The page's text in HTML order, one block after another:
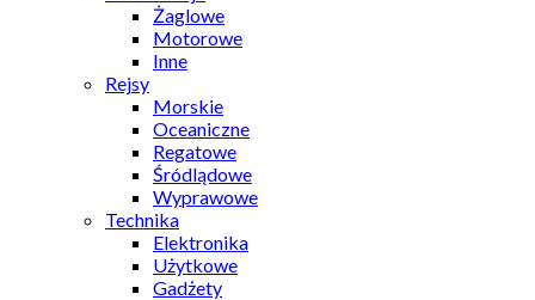
Żaglowe
Motorowe
Inne
Rejsy
Morskie
Oceaniczne
Regatowe
Śródlądowe
Wyprawowe
Technika
Elektronika
Użytkowe
Gadżety